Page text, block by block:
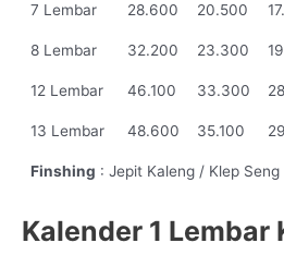
7 Lembar 28.600 20.500
8 Lembar 32.200 23.300
12 Lembar 46.100 33.300
13 Lembar 48.600 35.100
Finshing : Jepit Kaleng / Klep Seng
Kalender 1 Lembar